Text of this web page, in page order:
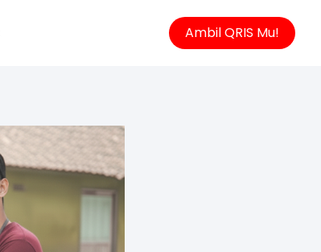
Ambil QRIS Mu!